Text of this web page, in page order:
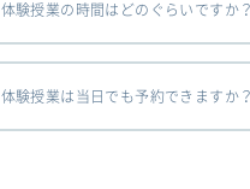
体験授業の時間はどのぐらいですか？
体験授業は当日でも予約できますか？